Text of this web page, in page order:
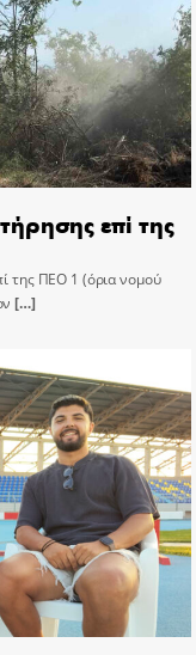
επί της
της ΠΕΟ 1 (όρια νομού
[…]